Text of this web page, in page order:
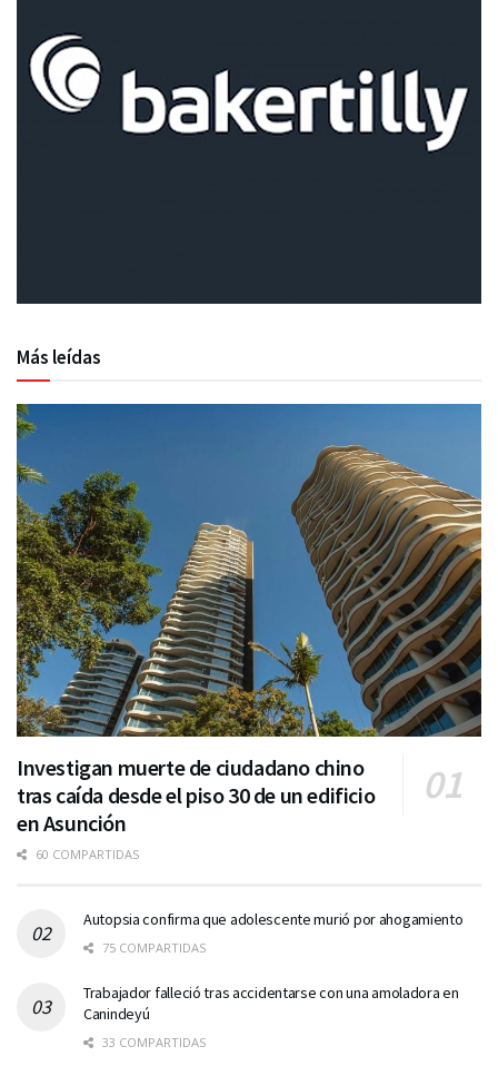
Más leídas
Investigan muerte de ciudadano chino
tras caída desde el piso 30 de un edificio
en Asunción
60 COMPARTIDAS
Autopsia confirma que adolescente murió por ahogamiento
75 COMPARTIDAS
Trabajador falleció tras accidentarse con una amoladora en
Canindeyú
33 COMPARTIDAS